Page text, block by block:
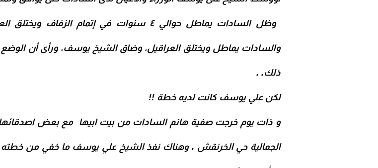
وظل السادات يماطل حوالي ٤ سنوات في إتمام الزفاف ويختلق العراقيل
والسادات يماطل ويختلق العراقيل، وضاق الشيخ يوسف، ورأى أن
ذلك. .
لكن علي يوسف كانت لديه خطة !!
و ذات يوم خرجت صفية هانم السادات من بيت ابيها مع بعض اصدقائها
الجمالية حي الخرنقش . وهناك نفذ الشيخ علي يوسف ما خفي من